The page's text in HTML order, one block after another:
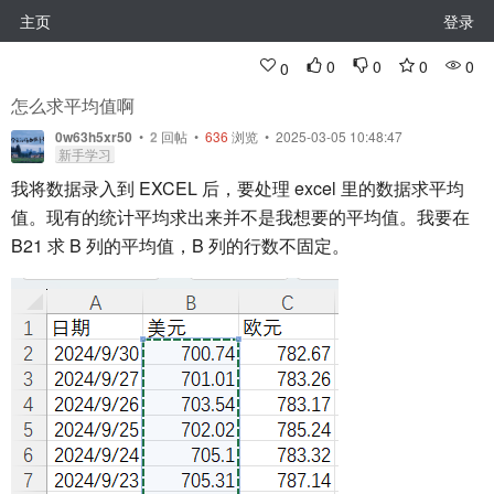
主页 登录
0 0 0 0 0
怎么求平均值啊
0w63h5xr50 • 2 回帖 • 636 浏览 • 2025-03-05 10:48:47
新手学习
我将数据录入到 EXCEL 后，要处理 excel 里的数据求平均
值。现有的统计平均求出来并不是我想要的平均值。我要在
B21 求 B 列的平均值，B 列的行数不固定。